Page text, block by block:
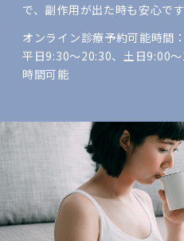
で、副作用が出た時も安心です
オンライン診療予約可能時間：
平日9:30～20:30、土日9:00
時間可能